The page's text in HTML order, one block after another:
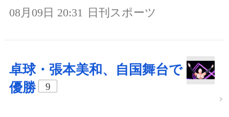
08月09日 20:31 日刊スポーツ
卓球・張本美和、自国舞台で
優勝
9